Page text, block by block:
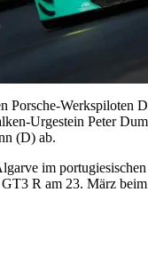
Porsche-Werkspiloten
Urgestein Peter
(D) ab.
im
GT3 R am 23. März